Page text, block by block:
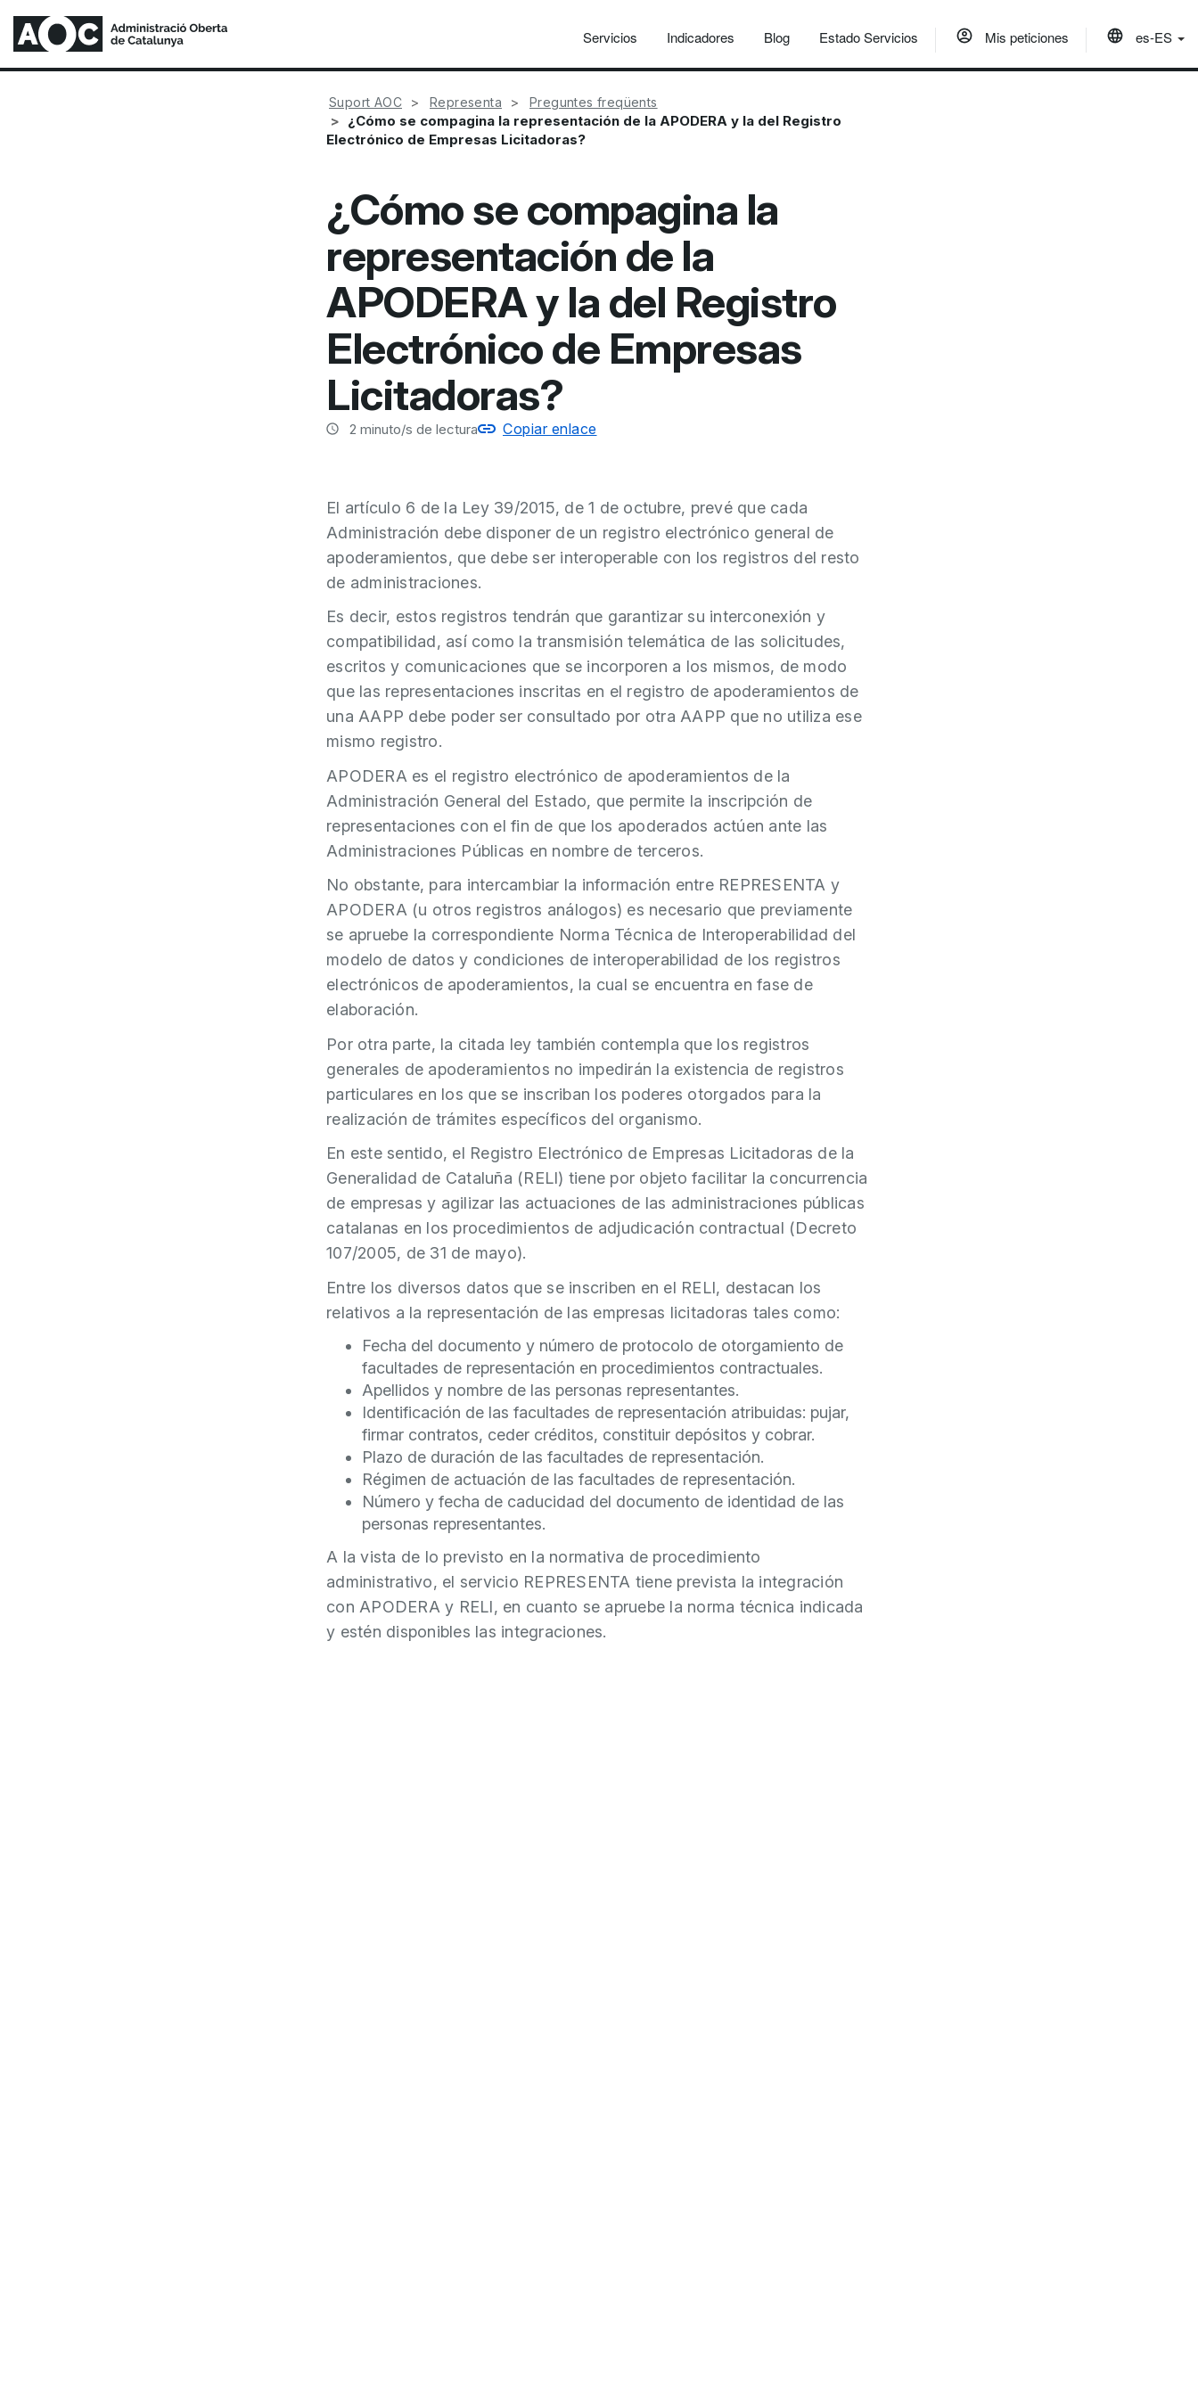
Servicios Indicadores Blog Estado Servicios Mis peticiones es-ES
Suport AOC Representa Preguntes freqüents
¿Cómo se compagina la representación de la APODERA y la del Registro
Electrónico de Empresas Licitadoras?
¿Cómo se compagina la
representación de la
APODERA y la del Registro
Electrónico de Empresas
Licitadoras?
2 minuto/s de lectura Copiar enlace
El artículo 6 de la Ley 39/2015, de 1 de octubre, prevé que cada
Administración debe disponer de un registro electrónico general de
apoderamientos, que debe ser interoperable con los registros del resto
de administraciones.
Es decir, estos registros tendrán que garantizar su interconexión y
compatibilidad, así como la transmisión telemática de las solicitudes,
escritos y comunicaciones que se incorporen a los mismos, de modo
que las representaciones inscritas en el registro de apoderamientos de
una AAPP debe poder ser consultado por otra AAPP que no utiliza ese
mismo registro.
APODERA es el registro electrónico de apoderamientos de la
Administración General del Estado, que permite la inscripción de
representaciones con el fin de que los apoderados actúen ante las
Administraciones Públicas en nombre de terceros.
No obstante, para intercambiar la información entre REPRESENTA y
APODERA (u otros registros análogos) es necesario que previamente
se apruebe la correspondiente Norma Técnica de Interoperabilidad del
modelo de datos y condiciones de interoperabilidad de los registros
electrónicos de apoderamientos, la cual se encuentra en fase de
elaboración.
Por otra parte, la citada ley también contempla que los registros
generales de apoderamientos no impedirán la existencia de registros
particulares en los que se inscriban los poderes otorgados para la
realización de trámites específicos del organismo.
En este sentido, el Registro Electrónico de Empresas Licitadoras de la
Generalidad de Cataluña (RELI) tiene por objeto facilitar la concurrencia
de empresas y agilizar las actuaciones de las administraciones públicas
catalanas en los procedimientos de adjudicación contractual (Decreto
107/2005, de 31 de mayo).
Entre los diversos datos que se inscriben en el RELI, destacan los
relativos a la representación de las empresas licitadoras tales como:
Fecha del documento y número de protocolo de otorgamiento de
facultades de representación en procedimientos contractuales.
Apellidos y nombre de las personas representantes.
Identificación de las facultades de representación atribuidas: pujar,
firmar contratos, ceder créditos, constituir depósitos y cobrar.
Plazo de duración de las facultades de representación.
Régimen de actuación de las facultades de representación.
Número y fecha de caducidad del documento de identidad de las
personas representantes.
A la vista de lo previsto en la normativa de procedimiento
administrativo, el servicio REPRESENTA tiene prevista la integración
con APODERA y RELI, en cuanto se apruebe la norma técnica indicada
y estén disponibles las integraciones.